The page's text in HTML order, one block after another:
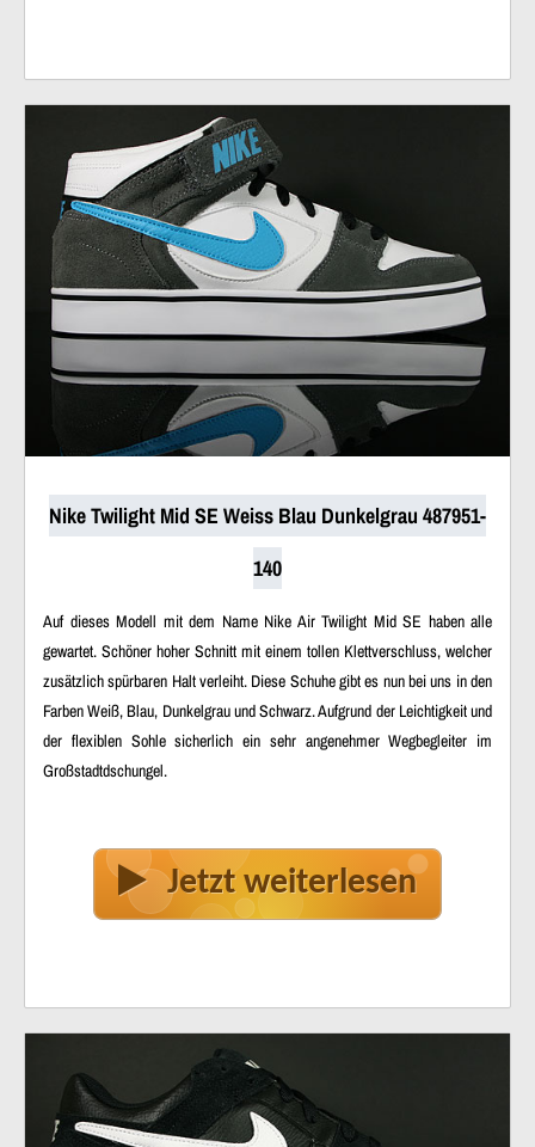
Nike Twilight Mid SE Weiss Blau Dunkelgrau 487951-
140
Auf dieses Modell mit dem Name Nike Air Twilight Mid SE haben alle
gewartet. Schöner hoher Schnitt mit einem tollen Klettverschluss, welcher
zusätzlich spürbaren Halt verleiht. Diese Schuhe gibt es nun bei uns in den
Farben Weiß, Blau, Dunkelgrau und Schwarz. Aufgrund der Leichtigkeit und
der flexiblen Sohle sicherlich ein sehr angenehmer Wegbegleiter im
Großstadtdschungel.
Jetzt weiterlesen